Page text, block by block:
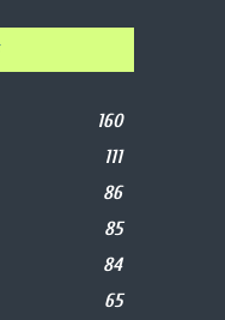
160
111
86
85
84
65